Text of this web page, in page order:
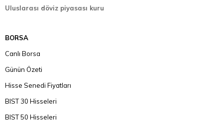
Uluslarası döviz piyasası kuru
BORSA
Canlı Borsa
Günün Özeti
Hisse Senedi Fiyatları
BIST 30 Hisseleri
BIST 50 Hisseleri